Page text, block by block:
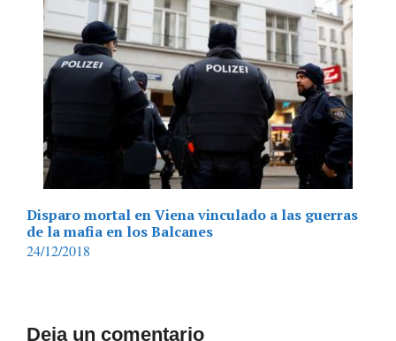
Disparo mortal en Viena vinculado a las guerras
de la mafia en los Balcanes
24/12/2018
Deja un comentario